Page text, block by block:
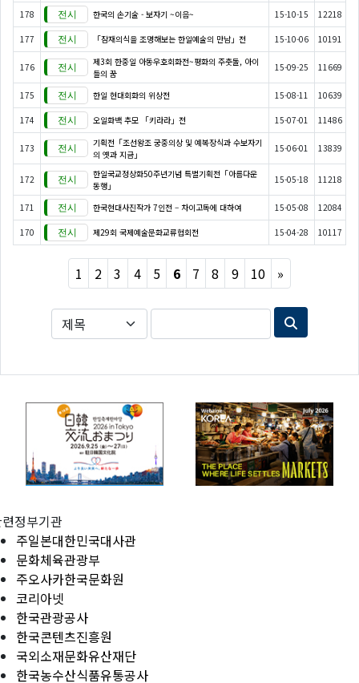
178 한국의 손기술 - 보자기 ~이음~ 15-10-15 12218
177 「잠재의식을 조명해보는 한일예술의 만남」전 15-10-06 10191
176
제3회 한중일 아동우호회화전~평화의 주춧돌, 아이
들의 꿈
15-09-25 11669
175 한일 현대회화의 위상전 15-08-11 10639
174 오일화백 추모 「키라라」전 15-07-01 11486
173
기획전「조선왕조 궁중의상 및 예복장식과 수보자기
의 옛과 지금」
15-06-01 13839
172
한일국교정상화50주년기념 특별기획전「아름다운
동행」
15-05-18 11218
171 한국현대사진작가 7인전 – 차이고독에 대하여 15-05-08 12084
170 제29회 국제예술문화교류협회전 15-04-28 10117
1 2 3 4 5 6 7 8 9 10 »
정부기관
주일본대한민국대사관
문화체육관광부
주오사카한국문화원
코리아넷
한국관광공사
한국콘텐츠진흥원
국외소재문화유산재단
한국농수산식품유통공사